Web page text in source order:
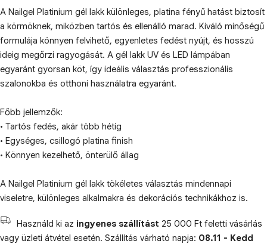
A Nailgel Platinium gél lakk különleges, platina fényű hatást biztosít
a körmöknek, miközben tartós és ellenálló marad. Kiváló minőségű
formulája könnyen felvihető, egyenletes fedést nyújt, és hosszú
ideig megőrzi ragyogását. A gél lakk UV és LED lámpában
egyaránt gyorsan köt, így ideális választás professzionális
szalonokba és otthoni használatra egyaránt.
Főbb jellemzők:
• Tartós fedés, akár több hétig
• Egységes, csillogó platina finish
• Könnyen kezelhető, önterülő állag
A Nailgel Platinium gél lakk tökéletes választás mindennapi
viseletre, különleges alkalmakra és dekorációs technikákhoz is.
Használd ki az ingyenes szállítást 25 000 Ft feletti vásárlás
vagy üzleti átvétel esetén. Szállítás várható napja: 08.11 - Kedd